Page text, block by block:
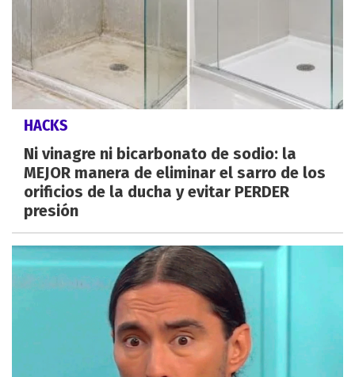
HACKS
Ni vinagre ni bicarbonato de sodio: la
MEJOR manera de eliminar el sarro de los
orificios de la ducha y evitar PERDER
presión